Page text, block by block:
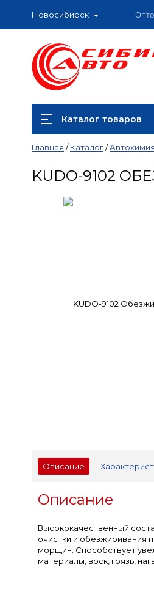
Новосибирск
Каталог товаров
Главная /Каталог/Автохимия
KUDO-9102
Описание
Описание
Высококачественный
очистки и обезжиривания
морщин. Способствует
материалы, воск, грязь,